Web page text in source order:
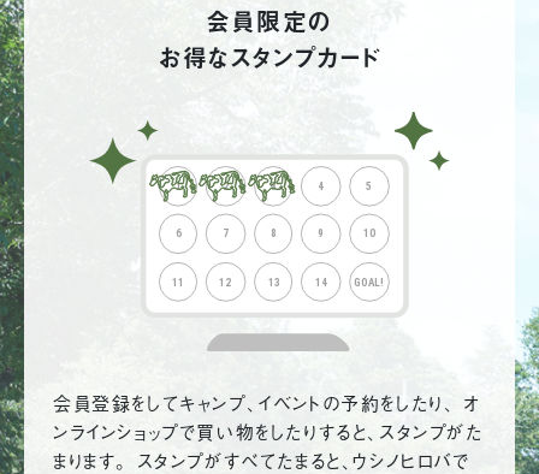
会員限定の
お得なスタンプカード
会員登録をしてキャンプ、イベントの予約をしたり、 オ
ンラインショップで買い物をしたりすると、スタンプがた
まります。 スタンプがすべてたまると、ウシノヒロバで